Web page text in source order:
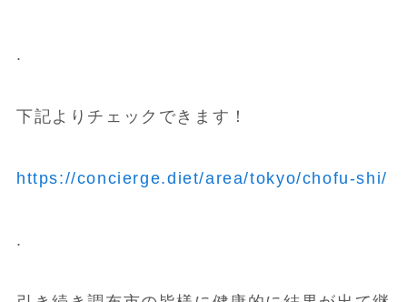
.
下記よりチェックできます！
https://concierge.diet/area/tokyo/chofu-shi/
.